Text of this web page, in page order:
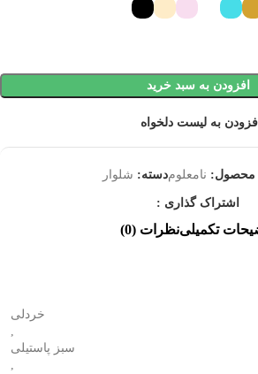
افزودن به سبد خرید
افزودن به لیست دلخواه
محصول: نامعلومدسته: شلوار
اشتراک گذاری :
تکمیلینظرات (0)
خردلی
,
سبز پاستیلی
,